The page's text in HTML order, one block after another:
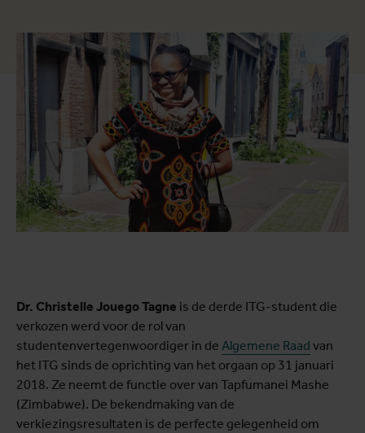
Dr. Christelle Jouego Tagne is de derde ITG-student die
verkozen werd voor de rol van
studentenvertegenwoordiger in de Algemene Raad van
het ITG sinds de oprichting van het orgaan op 31 januari
2018. Ze neemt de functie over van Tapfumanei Mashe
(Zimbabwe). De bekendmaking van de
verkiezingsresultaten is de perfecte gelegenheid om